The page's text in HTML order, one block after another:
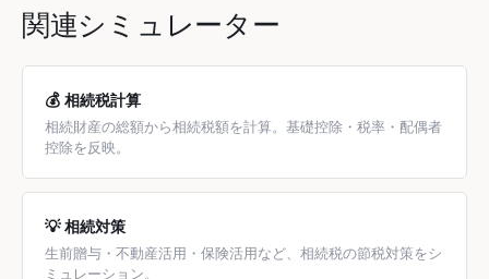
模宅地の特例を使えば大幅に評価減できます。ただし、相続
後に売却すると譲渡所得税がかかるため、トータルでの比較
が必要です。被相続人の居住用財産の3,000万円特別控除が
使える場合もあります。
関連シミュレーター
💰 相続税計算
相続財産の総額から相続税額を計算。基礎控除・税率・配偶者
控除を反映。
💡 相続対策
生前贈与・不動産活用・保険活用など、相続税の節税対策をシ
ミュレーション。